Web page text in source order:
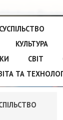
СУСПІЛЬСТВО
КУЛЬТУРА
СВІТ
ТА